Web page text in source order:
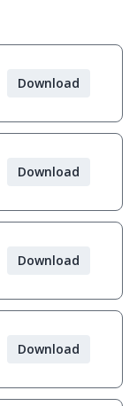
Download
Download
Download
Download